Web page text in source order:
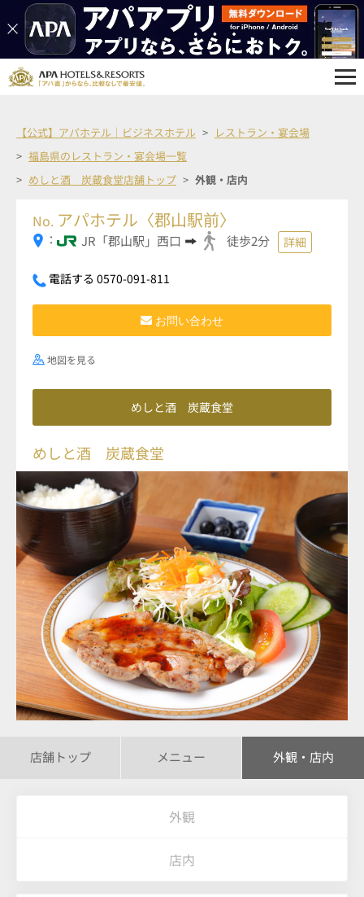
【公式】アパホテル｜ビジネスホテル
レストラン・宴会場
福島県のレストラン・宴会場一覧
めしと酒 炭蔵食堂店舗トップ
外観・店内
No. アパホテル〈郡山駅前〉
： JR「郡山駅」西口 徒歩2分 詳細
電話する 0570-091-811
お問い合わせ
地図を見る
めしと酒 炭蔵食堂
めしと酒 炭蔵食堂
店舗トップ メニュー 外観・店内
外観
店内